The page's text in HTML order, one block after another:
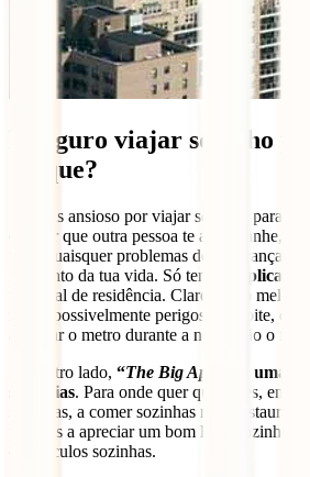
É seguro viajar sozinho
Iorque?
Se estás ansioso por viajar sozinho para
esperar que outra pessoa te acompanhe,
terás quaisquer problemas de segurança
momento da tua vida. Só tens de
aplicar o
teu local de residência. Claro que o melhor
zonas possivelmente perigosas à noite, e se
apanhar o metro durante a noite, não o faças.
Por outro lado, “The Big Apple
” é uma
solitárias. Para onde quer que olhes,
sozinhas, a comer sozinhas num
parques a apreciar um bom livro sozinhas,
espetáculos sozinhas.